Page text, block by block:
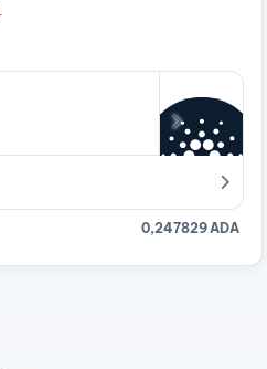
0,247829 ADA